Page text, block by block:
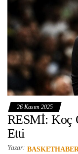
26 Kasım 2025
RESMİ: Koç
Etti
Yazar: